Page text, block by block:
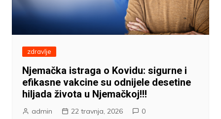
zdravlje
Njemačka istraga o Kovidu: sigurne i
efikasne vakcine su odnijele desetine
hiljada života u Njemačkoj!!!
admin 22 travnja, 2026 0